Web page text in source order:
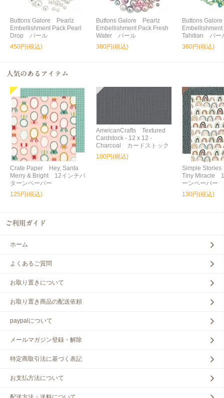
Buttons Galore Pearlz
Embellishment Pack Pearl
Drop パール
450円(税込)
Buttons Galore Pearlz
Embellishment Pack Fresh
Water パール
380円(税込)
Buttons
Embellishment
Tahitian パー
360円(税込)
Crate Paper Hey, Santa
Merry & Bright 12インチパ
ターンペーパー
125円(税込)
AmeicanCrafts Textured
Cardstock - 12 x 12 -
Charcoal カードストック
100円(税込)
Simple
Tiny Miracle
ーンペーパー
130円(税込)
ホーム
よくあるご質問
お取り置きについて
お取り置き商品の配送依頼
paypalについて
メールマガジン登録・解除
特定商取引法に基づく表記
お支払方法について